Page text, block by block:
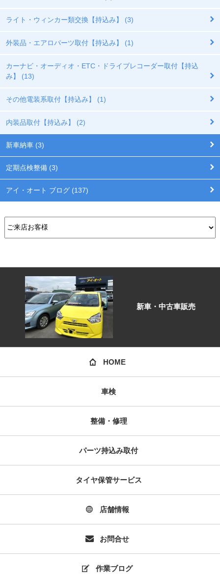
ライト・ウィンカー類交換【持込み】 (3)
外装品・エアロパーツ取付【持込み】 (1)
カーナビ・オーディオ・ETC・ドライブレコーダー取付【持込
み】 (13)
その他電装系取付【持込み】 (1)
内装品取付【持込み】 (2)
新車納車 (3)
定期点検整備 (3)
アイ・オート ブログ (137)
新車・中古車販売
HOME
車検
整備・修理
パーツ持込み取付
タイヤ保管サービス
店舗情報
お問合せ
作業ブログ